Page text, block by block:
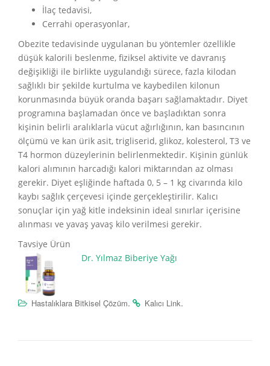
İlaç tedavisi,
Cerrahi operasyonlar,
Obezite tedavisinde uygulanan bu yöntemler özellikle
düşük kalorili beslenme, fiziksel aktivite ve davranış
değişikliği ile birlikte uygulandığı sürece, fazla kilodan
sağlıklı bir şekilde kurtulma ve kaybedilen kilonun
korunmasında büyük oranda başarı sağlamaktadır. Diyet
programına başlamadan önce ve başladıktan sonra
kişinin belirli aralıklarla vücut ağırlığının, kan basıncının
ölçümü ve kan ürik asit, trigliserid, glikoz, kolesterol, T3 ve
T4 hormon düzeylerinin belirlenmektedir. Kişinin günlük
kalori alımının harcadığı kalori miktarından az olması
gerekir. Diyet eşliğinde haftada 0, 5 – 1 kg civarında kilo
kaybı sağlık çerçevesi içinde gerçekleştirilir. Kalıcı
sonuçlar için yağ kitle indeksinin ideal sınırlar içerisine
alınması ve yavaş yavaş kilo verilmesi gerekir.
Tavsiye Ürün
Dr. Yılmaz Biberiye Yağı
Hastalıklara Bitkisel Çözüm. Kalıcı Link.